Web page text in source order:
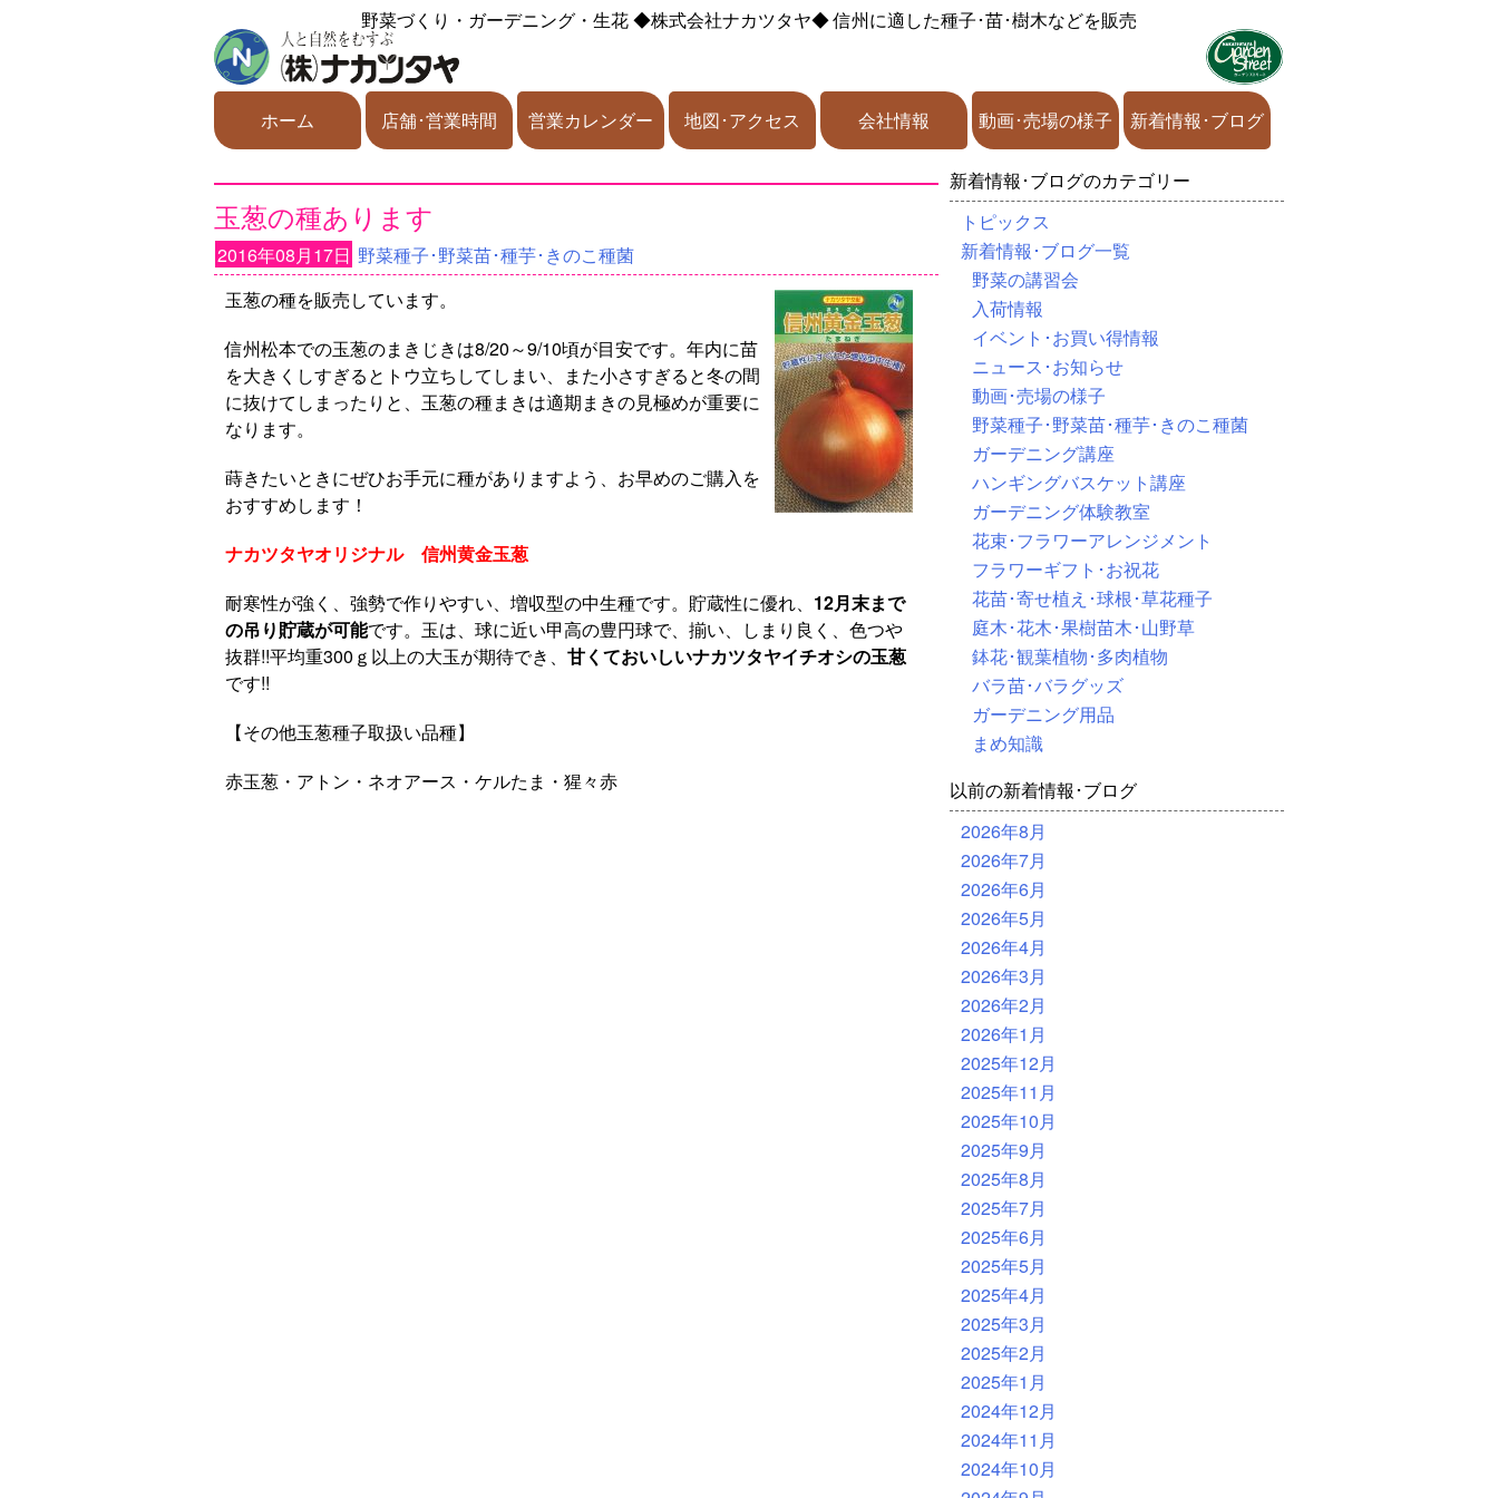
野菜づくり・ガーデニング・生花◆株式会社ナカツタヤ◆信州に適した種子･苗･樹木などを販売
ホーム 店舗･営業時間 営業カレンダー 地図･アクセス 会社情報 動画･売場の様子 新着情報･ブログ
玉葱の種あります
2016年08月17日 野菜種子･野菜苗･種芋･きのこ種菌
玉葱の種を販売しています。
信州松本での玉葱のまきじきは8/20～9/10頃が目安です。年内に苗
を大きくしすぎるとトウ立ちしてしまい、また小さすぎると冬の間
に抜けてしまったりと、玉葱の種まきは適期まきの見極めが重要に
なります。
蒔きたいときにぜひお手元に種がありますよう、お早めのご購入を
おすすめします！
ナカツタヤオリジナル 信州黄金玉葱
耐寒性が強く、強勢で作りやすい、増収型の中生種です。貯蔵性に優れ、 12月末まで
の吊り貯蔵が可能です。玉は、球に近い甲高の豊円球で、揃い、しまり良く、色つや
抜群!!平均重300ｇ以上の大玉が期待でき、 甘くておいしいナカツタヤイチオシの玉葱
です!!
【その他玉葱種子取扱い品種】
赤玉葱・アトン・ネオアース・ケルたま・猩々赤
新着情報･ブログのカテゴリー
トピックス
新着情報･ブログ一覧
野菜の講習会
入荷情報
イベント･お買い得情報
ニュース･お知らせ
動画･売場の様子
野菜種子･野菜苗･種芋･きのこ種菌
ガーデニング講座
ハンギングバスケット講座
ガーデニング体験教室
花束･フラワーアレンジメント
フラワーギフト･お祝花
花苗･寄せ植え･球根･草花種子
庭木･花木･果樹苗木･山野草
鉢花･観葉植物･多肉植物
バラ苗･バラグッズ
ガーデニング用品
まめ知識
以前の新着情報･ブログ
2026年8月
2026年7月
2026年6月
2026年5月
2026年4月
2026年3月
2026年2月
2026年1月
2025年12月
2025年11月
2025年10月
2025年9月
2025年8月
2025年7月
2025年6月
2025年5月
2025年4月
2025年3月
2025年2月
2025年1月
2024年12月
2024年11月
2024年10月